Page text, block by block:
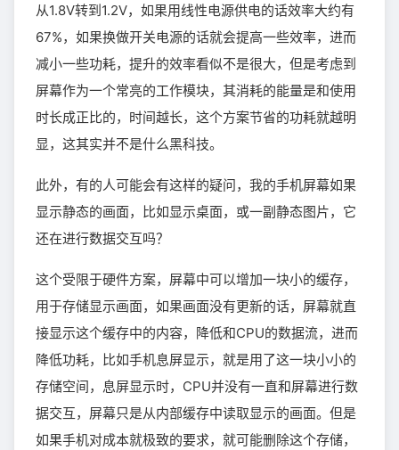
从1.8V转到1.2V，如果用线性电源供电的话效率大约有
67%，如果换做开关电源的话就会提高一些效率，进而
减小一些功耗，提升的效率看似不是很大，但是考虑到
屏幕作为一个常亮的工作模块，其消耗的能量是和使用
时长成正比的，时间越长，这个方案节省的功耗就越明
显，这其实并不是什么黑科技。
此外，有的人可能会有这样的疑问，我的手机屏幕如果
显示静态的画面，比如显示桌面，或一副静态图片，它
还在进行数据交互吗？
这个受限于硬件方案，屏幕中可以增加一块小的缓存，
用于存储显示画面，如果画面没有更新的话，屏幕就直
接显示这个缓存中的内容，降低和CPU的数据流，进而
降低功耗，比如手机息屏显示，就是用了这一块小小的
存储空间，息屏显示时，CPU并没有一直和屏幕进行数
据交互，屏幕只是从内部缓存中读取显示的画面。但是
如果手机对成本就极致的要求，就可能删除这个存储，